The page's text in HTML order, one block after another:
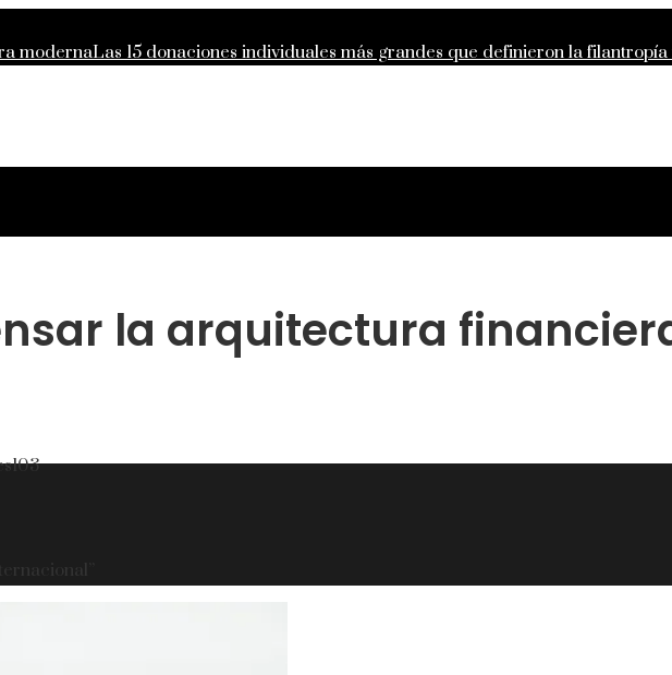
modernaLas 15 donaciones individuales más grandes que definieron la
la arquitectura
103